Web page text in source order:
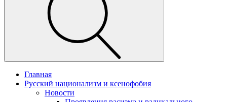
Главная
Русский национализм и ксенофобия
Новости